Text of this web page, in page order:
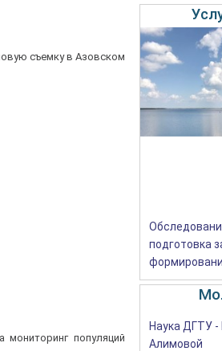
съемку в Азовском
мониторинг популяций
подготовка
Наука ДГТУ
Алимовой